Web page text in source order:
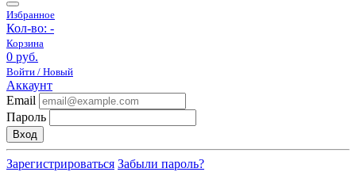
Избранное
Кол-во: -
Корзина
0 руб.
Войти / Новый
Аккаунт
Email
Пароль
Вход
Зарегистрироваться Забыли пароль?